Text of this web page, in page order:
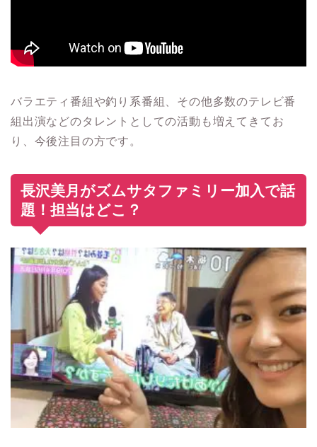
バラエティ番組や釣り系番組、その他多数のテレビ番
組出演などのタレントとしての活動も増えてきてお
り、今後注目の方です。
長沢美月がズムサタファミリー加入で話
題！担当はどこ？